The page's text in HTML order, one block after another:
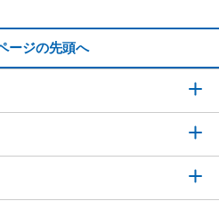
ージの先頭へ